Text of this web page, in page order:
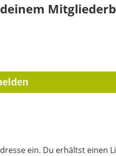
ein. Du erhältst einen